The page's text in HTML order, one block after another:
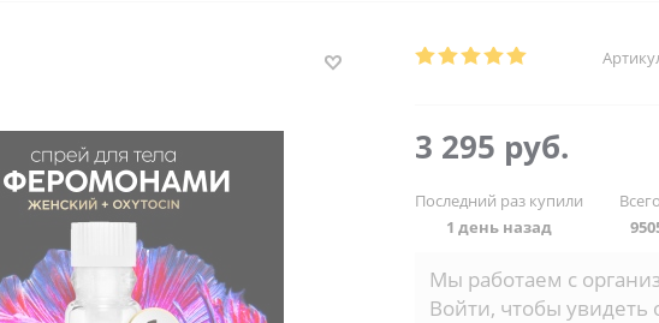
3 295 руб.
Последний раз купили
1 день назад
Мы работаем с
Войти, чтобы